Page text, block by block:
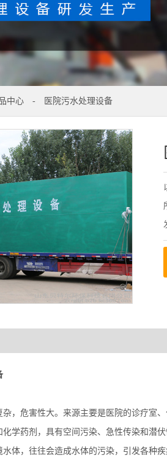
中心 - 医院污水处理设备
，危害性大。来源主要是医院的诊疗室、
学药剂，具有空间污染、急性传染和潜
体，往往会造成水体的污染，引发各种